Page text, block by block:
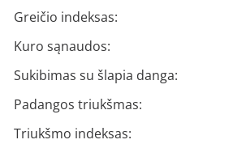
Greičio indeksas:
Kuro sąnaudos:
Sukibimas su šlapia danga:
Padangos triukšmas:
Triukšmo indeksas: